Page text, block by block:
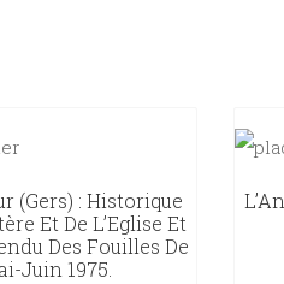
(Gers) : Historique
Et De L’Eglise Et
Des Fouilles De
Juin 1975.